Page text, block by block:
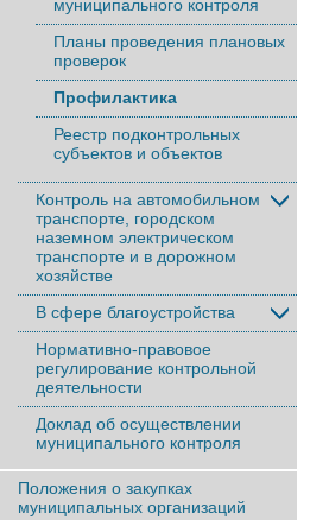
муниципального контроля
Планы проведения плановых
проверок
Профилактика
Реестр подконтрольных
субъектов и объектов
Контроль на автомобильном
транспорте, городском
наземном электрическом
транспорте и в дорожном
хозяйстве
В сфере благоустройства
Нормативно-правовое
регулирование контрольной
деятельности
Доклад об осуществлении
муниципального контроля
Положения о закупках
муниципальных организаций